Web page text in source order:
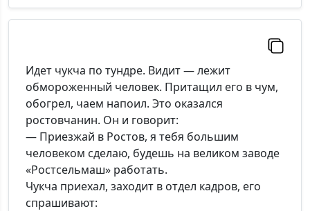
Идет чукча по тундре. Видит — лежит
обмороженный человек. Притащил его в чум,
обогрел, чаем напоил. Это оказался
ростовчанин. Он и говорит:
— Приезжай в Ростов, я тебя большим
человеком сделаю, будешь на великом заводе
«Ростсельмаш» работать.
Чукча приехал, заходит в отдел кадров, его
спрашивают: